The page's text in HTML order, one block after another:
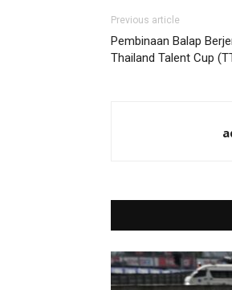
Previous article
Pembinaan Balap
Thailand Talent Cup